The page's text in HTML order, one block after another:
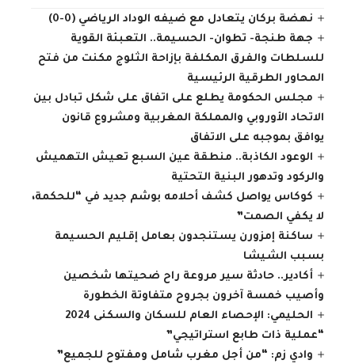
نهضة بركان يتعادل مع ضيفه الوداد الرياضي (0-0)
جهة طنجة- تطوان- الحسيمة.. التعبئة القوية
للسلطات والفرق المكلفة بإزاحة الثلوج مكنت من فتح
المحاور الطرقية الرئيسية
مجلس الحكومة يطلع على اتفاق على شكل تبادل بين
الاتحاد الأوروبي والمملكة المغربية ومشروع قانون
يوافق بموجبه على الاتفاق
الوعود الكاذبة.. منطقة عين السبع تعيش التهميش
والركود وتدهور البنية التحتية
كوكاس يواصل كشف أحلامه بوشم جديد في “للحكمة،
لا يكفي الصمت”
ساكنة إمزورن يستنجدون بعامل إقليم الحسيمة
بسبب الشيشا
أكادير.. حادثة سير مروعة راح ضحيتها شخصين
وأصيب خمسة آخرون بجروح متفاوتة الخطورة
الحليمي: الإحصاء العام للسكان والسكنى 2024
“عملية ذات طابع استراتيجي”
وادي زم: “من أجل مغرب شامل ومفتوح للجميع”